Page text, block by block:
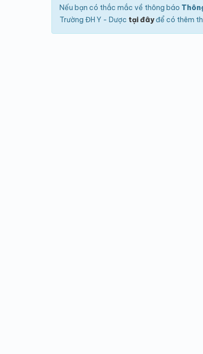
Nếu bạn có thắc mắc về thông báo
Trường ĐH Y - Dược tại đâyđể có thêm